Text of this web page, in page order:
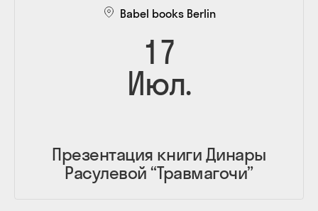
Babel books Berlin
17
Июл.
Презентация книги Динары
Расулевой “Травмагочи”